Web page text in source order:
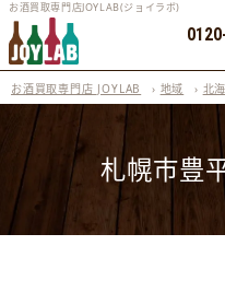
お酒買取専門店JOYLAB(ジョイラボ)
お酒買取専門店 JOYLAB › 地域 › 北
札幌市豊